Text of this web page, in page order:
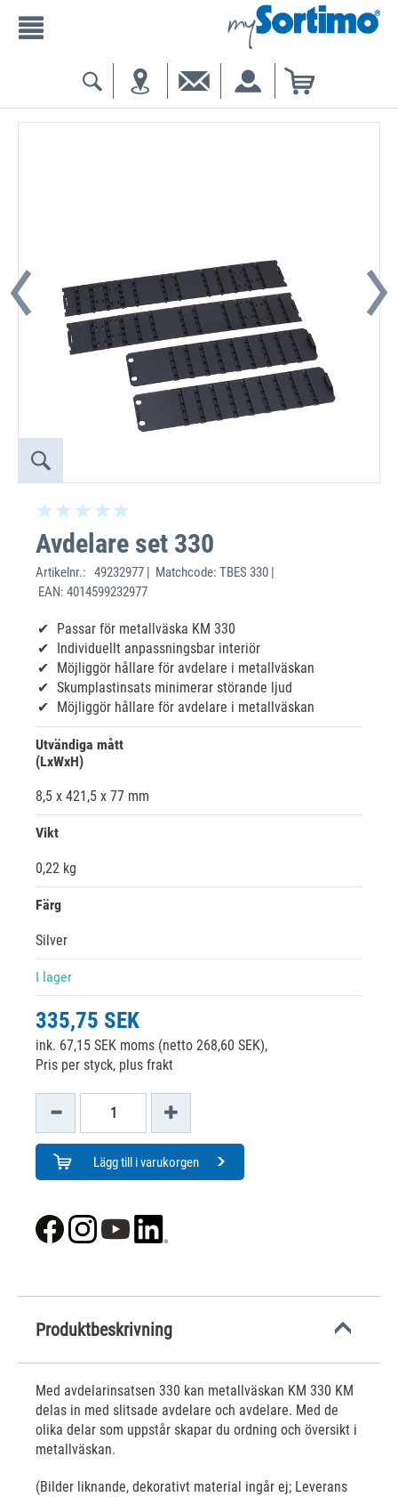
Avdelare set 330
Artikelnr.: 49232977 | Matchcode: TBES 330 |
EAN: 4014599232977
Passar för metallväska KM 330
Individuellt anpassningsbar interiör
Möjliggör hållare för avdelare i metallväskan
Skumplastinsats minimerar störande ljud
Möjliggör hållare för avdelare i metallväskan
Utvändiga mått
(LxWxH)
8,5 x 421,5 x 77 mm
Vikt
0,22 kg
Färg
Silver
I lager
335,75 SEK
ink. 67,15 SEK moms (netto 268,60 SEK),
Pris per styck, plus frakt
Lägg till i varukorgen
Produktbeskrivning
Med avdelarinsatsen 330 kan metallväskan KM 330 KM
delas in med slitsade avdelare och avdelare. Med de
olika delar som uppstår skapar du ordning och översikt i
metallväskan.
(Bilder liknande, dekorativt material ingår ej; Leverans